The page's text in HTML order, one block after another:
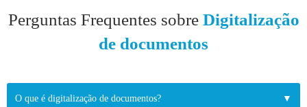
Perguntas Frequentes sobre Digitalização
de documentos
O que é digitalização de documentos? ▼